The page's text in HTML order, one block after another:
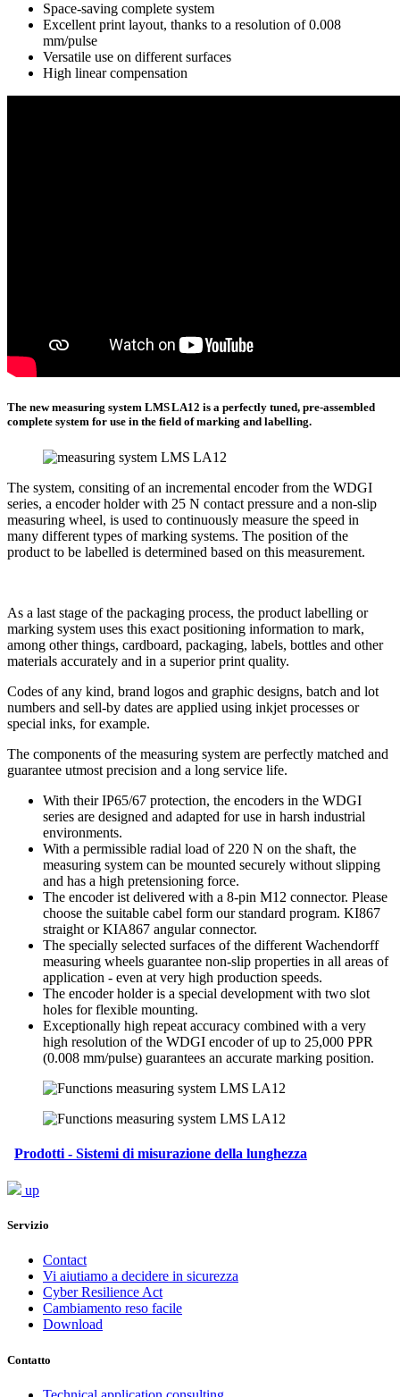
Space-saving complete system
Excellent print layout, thanks to a resolution of 0.008
mm/pulse
Versatile use on different surfaces
High linear compensation
The new measuring system LMS LA12 is a perfectly tuned, pre-assembled
complete system for use in the field of marking and labelling.
The system, consiting of an incremental encoder from the WDGI
series, a encoder holder with 25 N contact pressure and a non-slip
measuring wheel, is used to continuously measure the speed in
many different types of marking systems. The position of the
product to be labelled is determined based on this measurement.
As a last stage of the packaging process, the product labelling or
marking system uses this exact positioning information to mark,
among other things, cardboard, packaging, labels, bottles and other
materials accurately and in a superior print quality.
Codes of any kind, brand logos and graphic designs, batch and lot
numbers and sell-by dates are applied using inkjet processes or
special inks, for example.
The components of the measuring system are perfectly matched and
guarantee utmost precision and a long service life.
With their IP65/67 protection, the encoders in the WDGI
series are designed and adapted for use in harsh industrial
environments.
With a permissible radial load of 220 N on the shaft, the
measuring system can be mounted securely without slipping
and has a high pretensioning force.
The encoder ist delivered with a 8-pin M12 connector. Please
choose the suitable cabel form our standard program. KI867
straight or KIA867 angular connector.
The specially selected surfaces of the different Wachendorff
measuring wheels guarantee non-slip properties in all areas of
application - even at very high production speeds.
The encoder holder is a special development with two slot
holes for flexible mounting.
Exceptionally high repeat accuracy combined with a very
high resolution of the WDGI encoder of up to 25,000 PPR
(0.008 mm/pulse) guarantees an accurate marking position.
Prodotti - Sistemi di misurazione della lunghezza
up
Servizio
Contact
Vi aiutiamo a decidere in sicurezza
Cyber Resilience Act
Cambiamento reso facile
Download
Contatto